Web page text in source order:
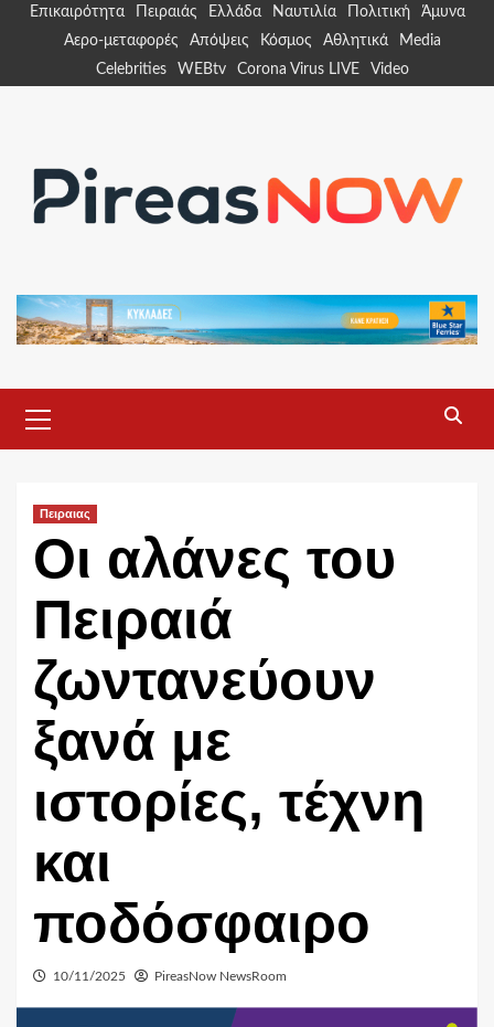
Επικαιρότητα Πειραιάς Ελλάδα Ναυτιλία Πολιτική
Άμυνα
Αερο-μεταφορές
Απόψεις Κόσμος Αθλητικά
Media
Celebrities
WEBtv Corona Virus LIVE Video
Menu
Πειραιας
Οι αλάνες του
Πειραιά
ζωντανεύουν
ξανά με
ιστορίες, τέχνη
και
ποδόσφαιρο
10/11/2025 PireasNow NewsRoom